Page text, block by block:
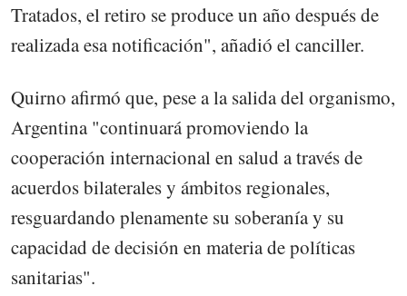
Tratados, el retiro se produce un año después de
realizada esa notificación", añadió el canciller.
Quirno afirmó que, pese a la salida del organismo,
Argentina "continuará promoviendo la
cooperación internacional en salud a través de
acuerdos bilaterales y ámbitos regionales,
resguardando plenamente su soberanía y su
capacidad de decisión en materia de políticas
sanitarias".